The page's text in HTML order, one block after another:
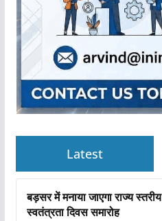
Latest
बड़सर में मनाया जाएगा राज्य स्तरीय
स्वतंत्रता दिवस समारोह